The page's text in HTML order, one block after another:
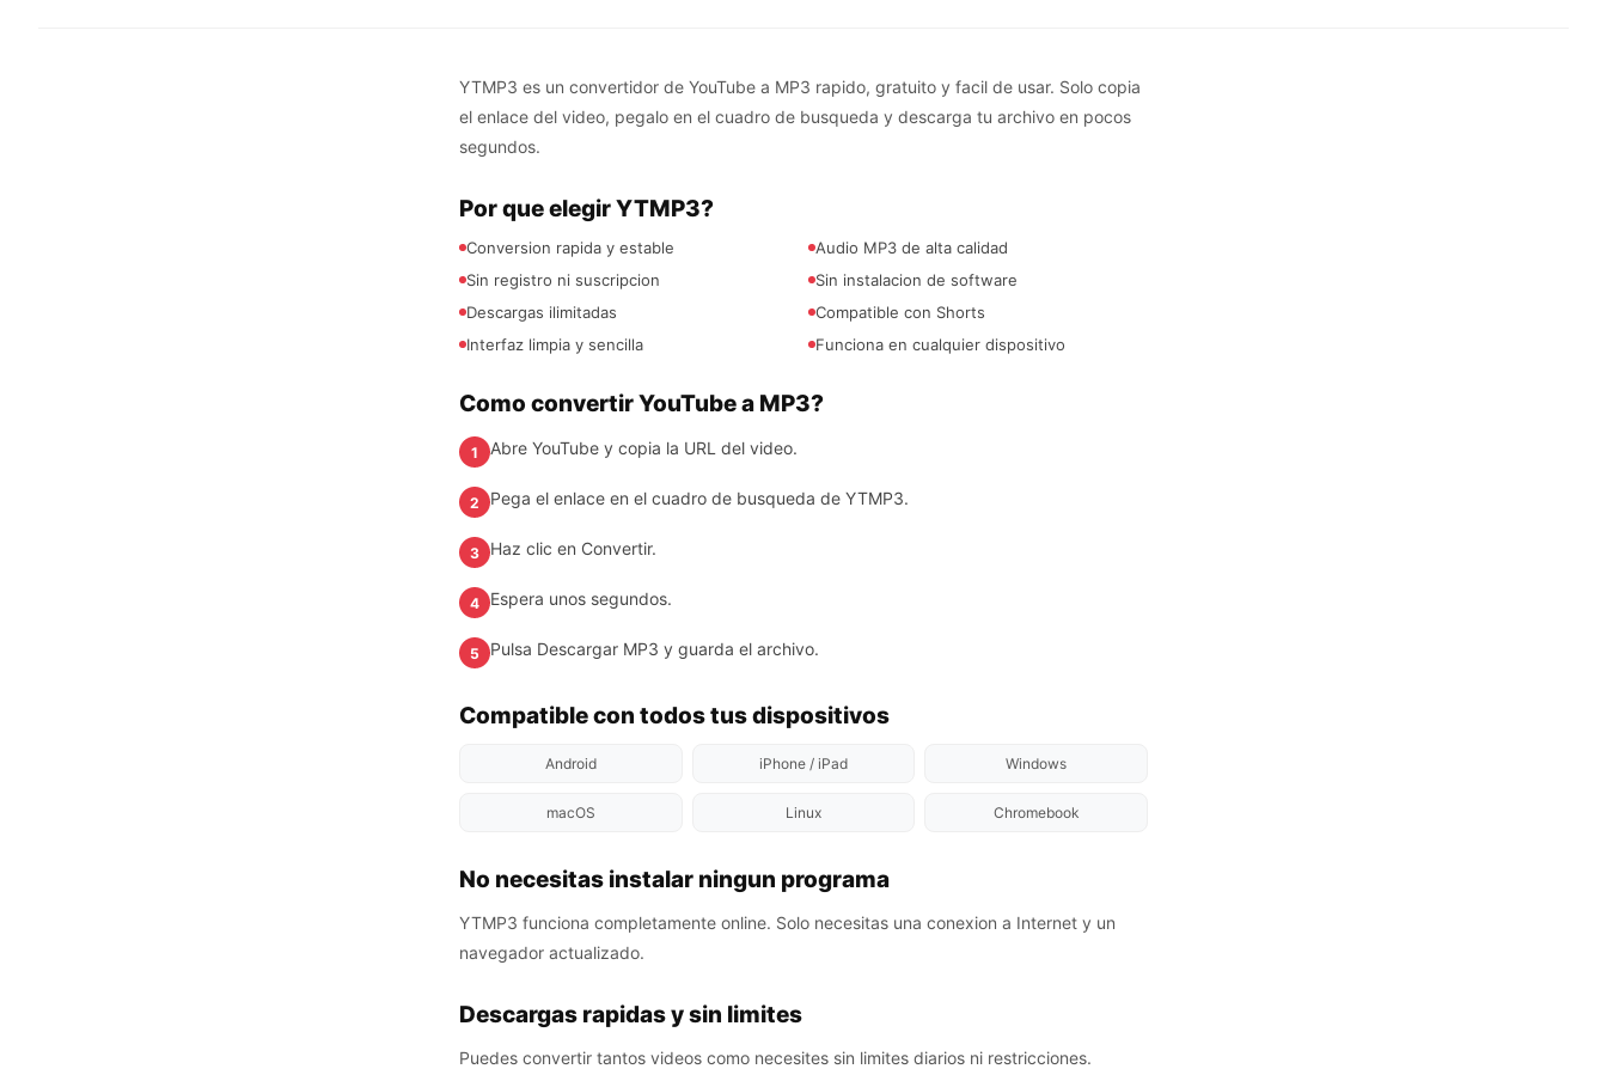
YTMP3 es un convertidor de YouTube a MP3 rapido, gratuito y facil de usar. Solo copia
el enlace del video, pegalo en el cuadro de busqueda y descarga tu archivo en pocos
segundos.
Por que elegir YTMP3?
Conversion rapida y estable
Audio MP3 de alta calidad
Sin registro ni suscripcion
Sin instalacion de software
Descargas ilimitadas
Compatible con Shorts
Interfaz limpia y sencilla
Funciona en cualquier dispositivo
Como convertir YouTube a MP3?
1 Abre YouTube y copia la URL del video.
2 Pega el enlace en el cuadro de busqueda de YTMP3.
3 Haz clic en Convertir.
4 Espera unos segundos.
5 Pulsa Descargar MP3 y guarda el archivo.
Compatible con todos tus dispositivos
Android iPhone / iPad Windows
macOS Linux Chromebook
No necesitas instalar ningun programa
YTMP3 funciona completamente online. Solo necesitas una conexion a Internet y un
navegador actualizado.
Descargas rapidas y sin limites
Puedes convertir tantos videos como necesites sin limites diarios ni restricciones.